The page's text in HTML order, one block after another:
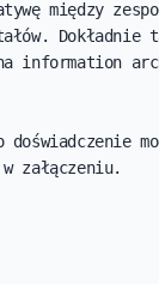
między
na information
załączeniu.